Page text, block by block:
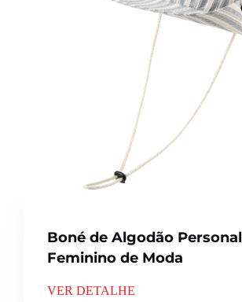
Boné de Algodão
Feminino de Moda
VER DETALHE